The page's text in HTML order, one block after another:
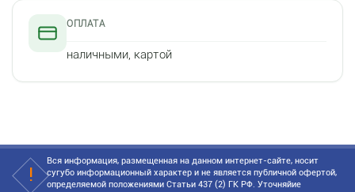
ОПЛАТА
наличными, картой
Вся информация, размещенная на данном интернет-сайте, носит
сугубо информационный характер и не является публичной офертой,
определяемой положениями Статьи 437 (2) ГК РФ. Уточняйие